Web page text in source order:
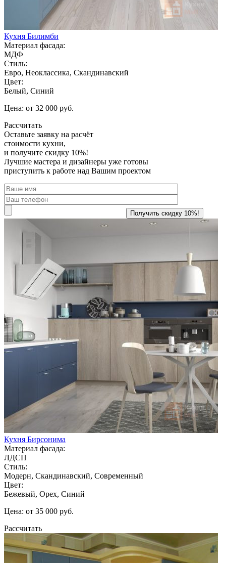
Кухня Билимби
Материал фасада:
МДФ
Стиль:
Евро, Неоклассика, Скандинавский
Цвет:
Белый, Синий
Цена: от 32 000 руб.
Рассчитать
Оставьте заявку на расчёт
стоимости кухни,
и получите скидку 10%!
Лучшие мастера и дизайнеры уже готовы
приступить к работе над Вашим проектом
Кухня Бирсонима
Материал фасада:
ЛДСП
Стиль:
Модерн, Скандинавский, Современный
Цвет:
Бежевый, Орех, Синий
Цена: от 35 000 руб.
Рассчитать